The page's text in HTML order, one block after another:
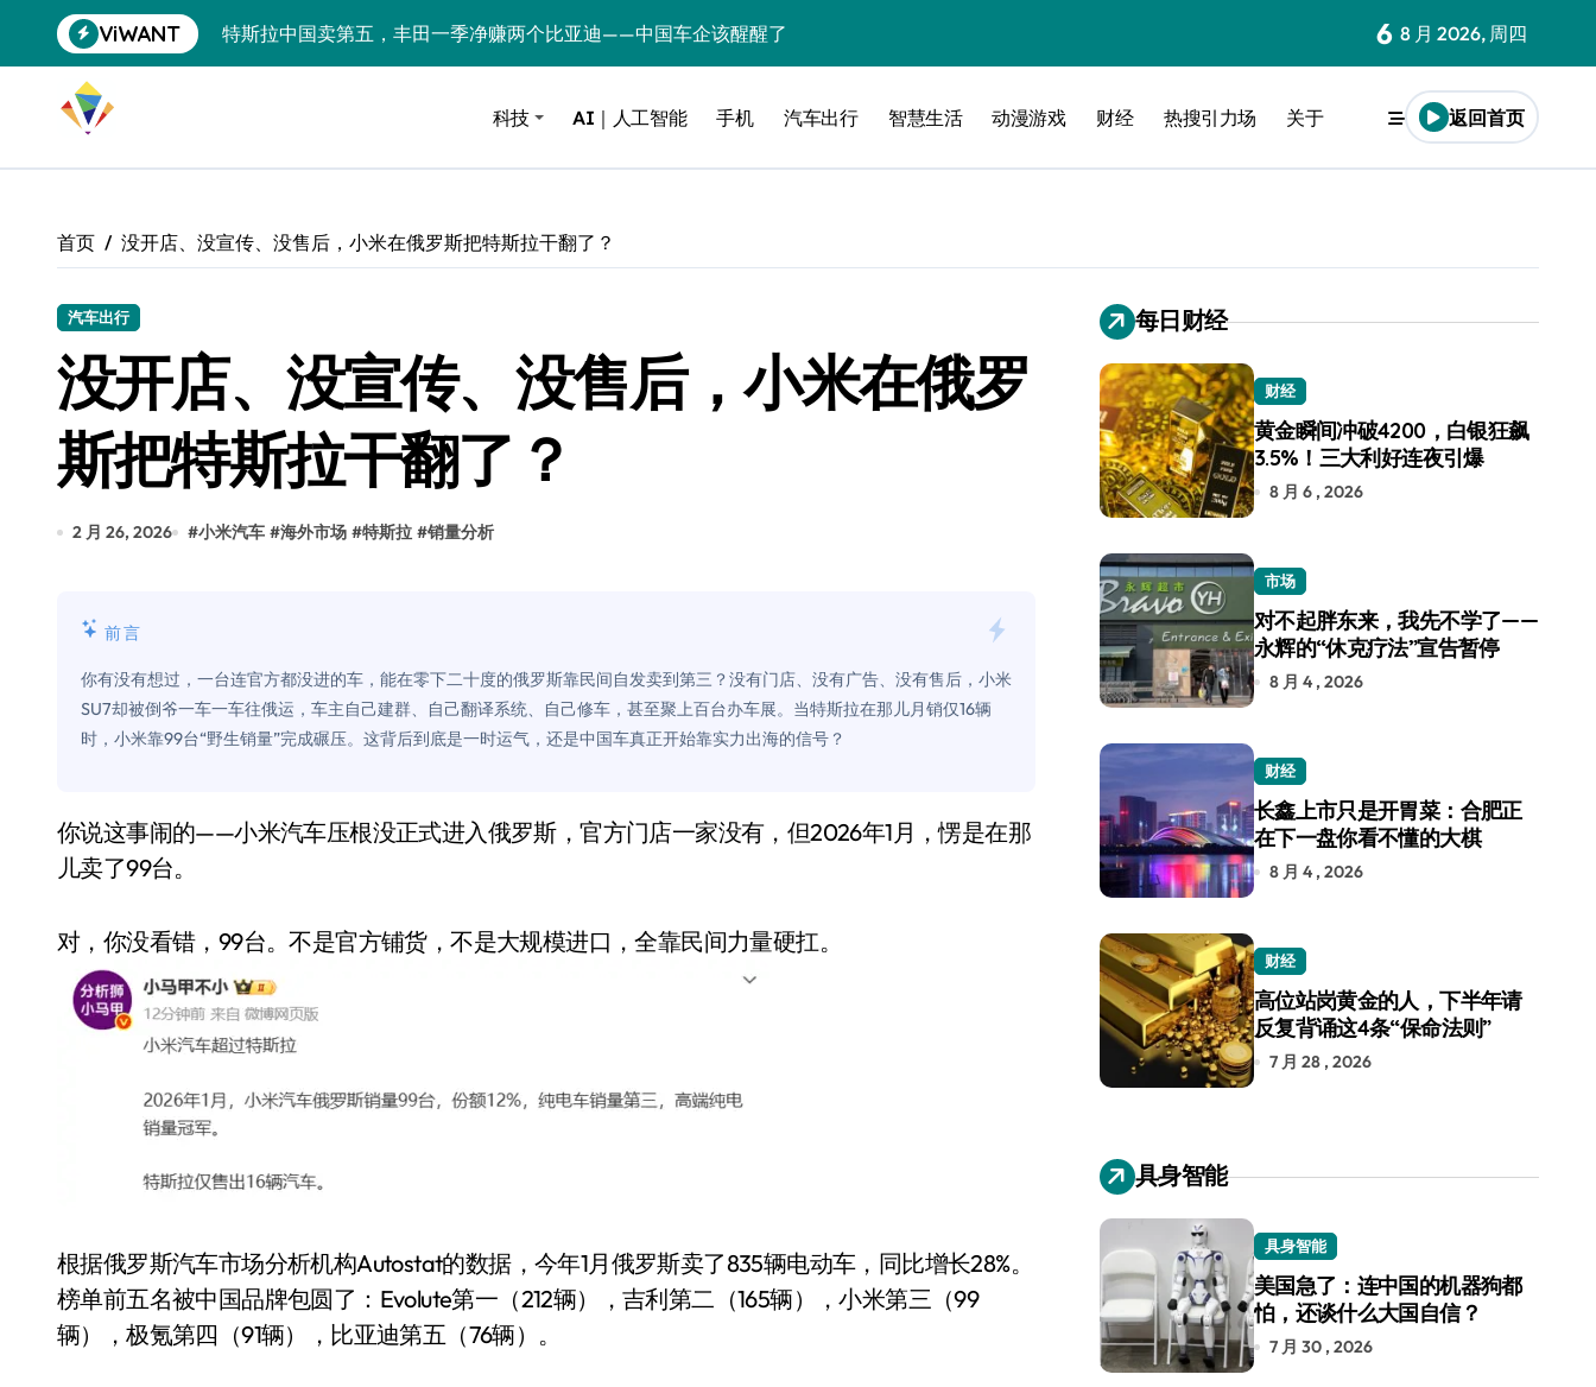
到
ViWANT
特斯拉中国卖第五，丰田一季净赚两个比亚迪——中国车企该醒醒了
Xbox七月大崩盘：裁员3200、卖工作室、网络瘫了，微软这次真急了
《我的世界》登陆Switch 2：画质大跃进，但鼠标操控才是真·杀手锏？
全球最小U盘，容量却碾压iPhone 17顶配？闪迪这波操作太狠了
召回X9、合作大众遇冷、高端梦碎：小鹏的“多事之夏”
比Model 3便宜？不，比Model 3有面儿——试驾雷克萨斯ES 500e
550亿美金！沙特把EA买了，但背了200亿的债
你的U盘格式对了吗？详解exFAT和NTFS的终极对决
维修店最怕的“作死”操作：把手机塞冰箱，你中招了吗？
从“卖电视”到“定规则”：海信拿下RGB-Mini LED全球话语权
国际首次！中国钙钛矿探测器太空“开箱”，一边探测射线一边光伏发电
小米涨价！K90跳上3099，小米17标准版逼近4800
长鑫上市只是开胃菜：合肥正在下一盘你看不懂的大棋
Xbox 360 游戏终于要登 PC，光盘党也能“以盘换数”了？
苹果三星偷偷在用的“无感切换”，索尼Bose却学不会？一文讲透
Apple Watch 表盘还能这么玩？保姆级教程，有手就会！
6 8 月 2026, 周四
科技 AI｜人工智能 手机 汽车出行 智慧生活 动漫游戏 财经 热搜引力场 关于 返回首页
首页 没开店、没宣传、没售后，小米在俄罗斯把特斯拉干翻了？
汽车出行
没开店、没宣传、没售后，小米在俄罗
斯把特斯拉干翻了？
2 月 26, 2026 #小米汽车 #海外市场 #特斯拉 #销量分析
前言
你有没有想过，一台连官方都没进的车，能在零下二十度的俄罗斯靠民间自发卖到第三？没有门店、没有广告、没有售后，小米
SU7却被倒爷一车一车往俄运，车主自己建群、自己翻译系统、自己修车，甚至聚上百台办车展。当特斯拉在那儿月销仅16辆
时，小米靠99台“野生销量”完成碾压。这背后到底是一时运气，还是中国车真正开始靠实力出海的信号？
你说这事闹的——小米汽车压根没正式进入俄罗斯，官方门店一家没有，但2026年1月，愣是在那
儿卖了99台。
对，你没看错，99台。不是官方铺货，不是大规模进口，全靠民间力量硬扛。
根据俄罗斯汽车市场分析机构Autostat的数据，今年1月俄罗斯卖了835辆电动车，同比增长28%。
榜单前五名被中国品牌包圆了：Evolute第一（212辆），吉利第二（165辆），小米第三（99
辆），极氪第四（91辆），比亚迪第五（76辆）。
每日财经
财经
黄金瞬间冲破4200，白银狂飙
3.5%！三大利好连夜引爆
8 月 6 , 2026
市场
对不起胖东来，我先不学了——
永辉的“休克疗法”宣告暂停
8 月 4 , 2026
财经
长鑫上市只是开胃菜：合肥正
在下一盘你看不懂的大棋
8 月 4 , 2026
财经
高位站岗黄金的人，下半年请
反复背诵这4条“保命法则”
7 月 28 , 2026
具身智能
具身智能
美国急了：连中国的机器狗都
怕，还谈什么大国自信？
7 月 30 , 2026